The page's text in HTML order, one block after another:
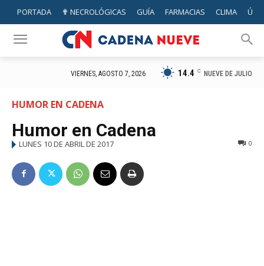
PORTADA ✟ NECROLÓGICAS GUÍA FARMACIAS CLIMA
VIERNES, AGOSTO 7, 2026 14.4 C NUEVE DE JULIO
HUMOR EN CADENA
Humor en Cadena
LUNES 10 DE ABRIL DE 2017 0